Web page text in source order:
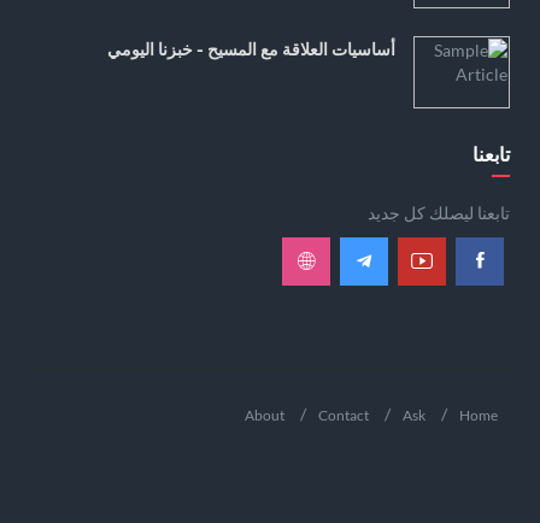
أساسيات العلاقة مع المسيح - خبزنا اليومي
تابعنا
تابعنا ليصلك كل جديد
Home
Ask
Contact
About